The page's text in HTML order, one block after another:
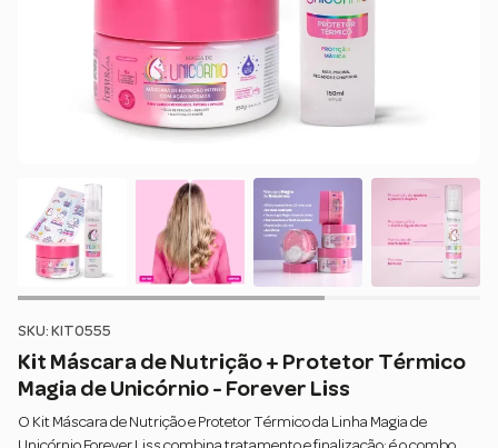
SKU: KIT0555
Kit Máscara de Nutrição + Protetor Térmico
Magia de Unicórnio - Forever Liss
O Kit Máscara de Nutrição e Protetor Térmico da Linha Magia de